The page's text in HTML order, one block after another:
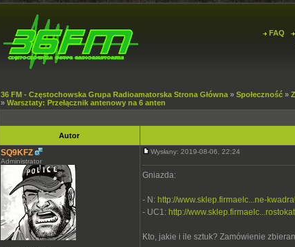
FAQ
36 FM - Częstochowska Grupa Radioamatorska Strona Główna » Społeczność »
» Warsztaty: Przełącznik antenowy na 6 anten
Autor
SQ9KFZ
Administrator
Wysłany: 2019-08-06, 22:24
Gniazda:
- N: http://www.sklep.firmaelc...ne-
- UC1: http://
Kto, jakie i ile sztuk? Zamówienie